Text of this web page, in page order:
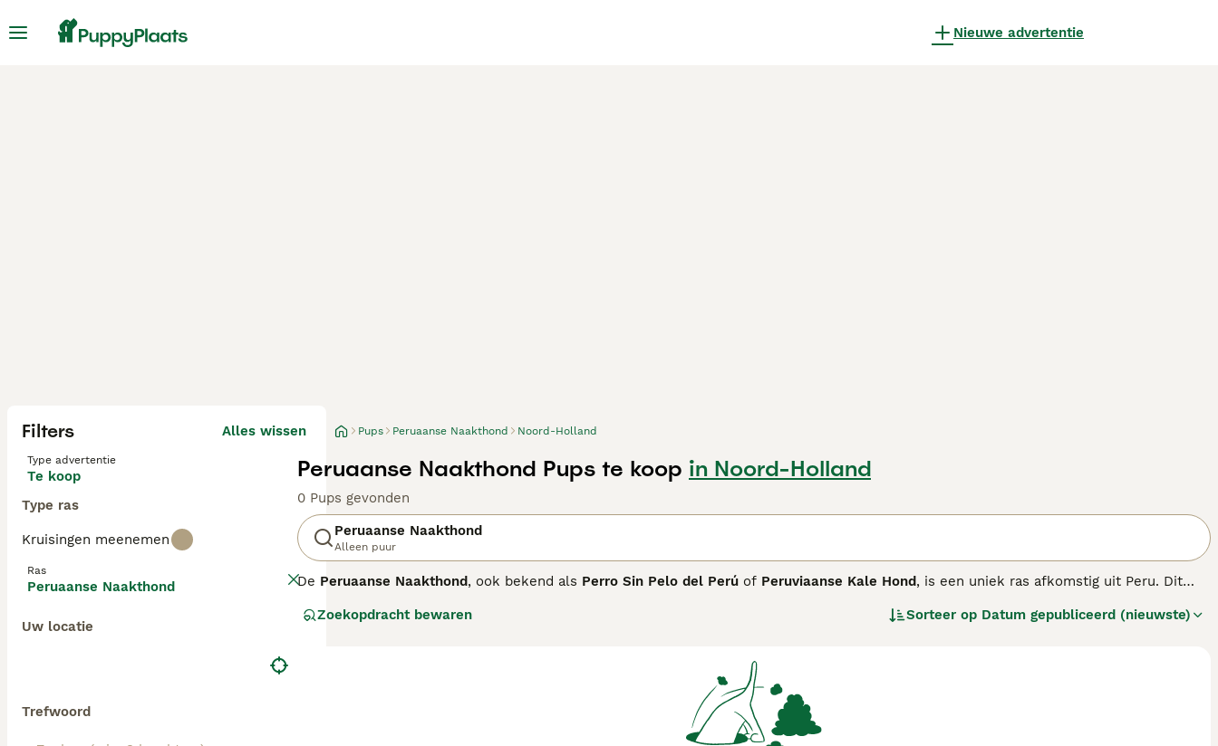
Nieuwe advertentie
Filters Alles wissen
Type advertentie
Te koop
Type ras
Kruisingen meenemen
Ras
Peruaanse Naakthond
Uw locatie
Trefwoord
Pups Peruaanse Naakthond Noord-Holland
Peruaanse Naakthond Pups te koop in Noord-Holland
0 Pups gevonden
Peruaanse Naakthond
Alleen puur
De Peruaanse Naakthond, ook bekend als Perro Sin Pelo del Perú of Peruviaanse Kale Hond, is een uniek ras afkomstig uit Peru. Dit
koperkleurig. De meeste exemplaren zijn vachtloos, wat hen kwetsbaar maakt voor zonnebrand en kou. Daarom is het belangrijk om hun
gezinnen met kinderen. Dit ras is ideaal voor mensen die op zoek zijn naar een gezelschapshond in een warm klimaat en bereid zijn de
speciale huidverzorging op zich te nemen. Populaire zoektermen rondom dit ras zijn onder andere "peruaanse naakthond pup",
"peruaanse naakthond mini" en "peruaanse naakthond fokker".
Zoekopdracht bewaren Sorteer op Datum gepubliceerd (nieuwste)